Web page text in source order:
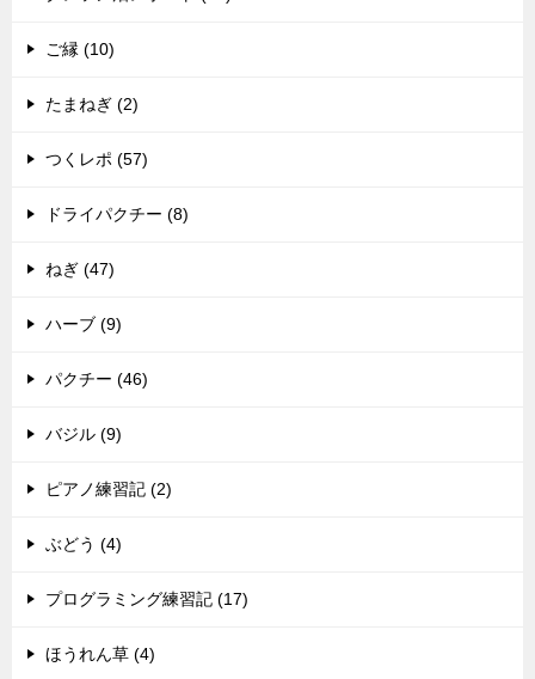
ご縁 (10)
たまねぎ (2)
つくレポ (57)
ドライパクチー (8)
ねぎ (47)
ハーブ (9)
パクチー (46)
バジル (9)
ピアノ練習記 (2)
ぶどう (4)
プログラミング練習記 (17)
ほうれん草 (4)